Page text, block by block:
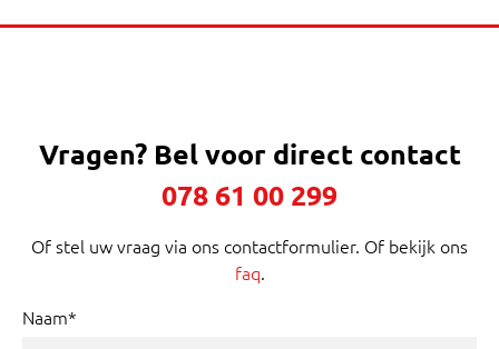
Vragen? Bel voor direct contact
078 61 00 299
Of stel uw vraag via ons contactformulier. Of bekijk ons
faq.
Naam*